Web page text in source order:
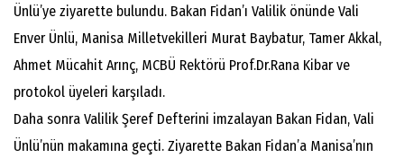
Ünlü’ye ziyarette bulundu. Bakan Fidan’ı Valilik önünde Vali
Enver Ünlü, Manisa Milletvekilleri Murat Baybatur, Tamer Akkal,
Ahmet Mücahit Arınç, MCBÜ Rektörü Prof.Dr.Rana Kibar ve
protokol üyeleri karşıladı.
Daha sonra Valilik Şeref Defterini imzalayan Bakan Fidan, Vali
Ünlü’nün makamına geçti. Ziyarette Bakan Fidan’a Manisa’nın